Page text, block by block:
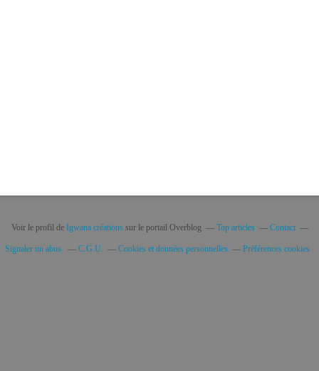
Voir le profil de Igwana créationssur le portail Overblog Top articles Contact
Signaler un abus C.G.U. Cookies et données personnelles Préférences cookies